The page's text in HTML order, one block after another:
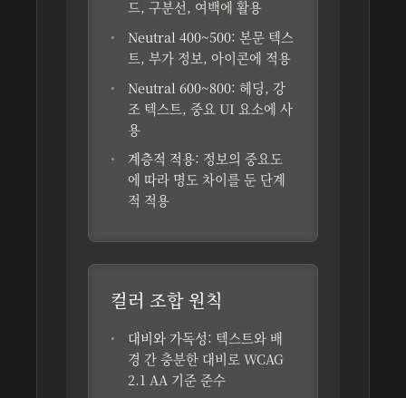
드, 구분선, 여백에 활용
Neutral 400~500: 본문 텍스
트, 부가 정보, 아이콘에 적용
Neutral 600~800: 헤딩, 강
조 텍스트, 중요 UI 요소에 사
용
계층적 적용: 정보의 중요도
에 따라 명도 차이를 둔 단계
적 적용
컬러 조합 원칙
대비와 가독성: 텍스트와 배
경 간 충분한 대비로 WCAG
2.1 AA 기준 준수